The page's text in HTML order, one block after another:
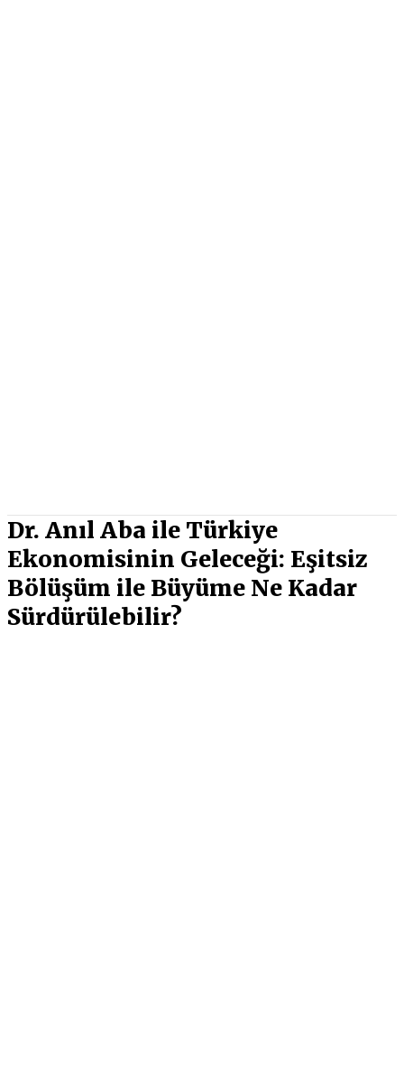
Dr. Anıl Aba ile Türkiye
Ekonomisinin Geleceği: Eşitsiz
Bölüşüm ile Büyüme Ne Kadar
Sürdürülebilir?